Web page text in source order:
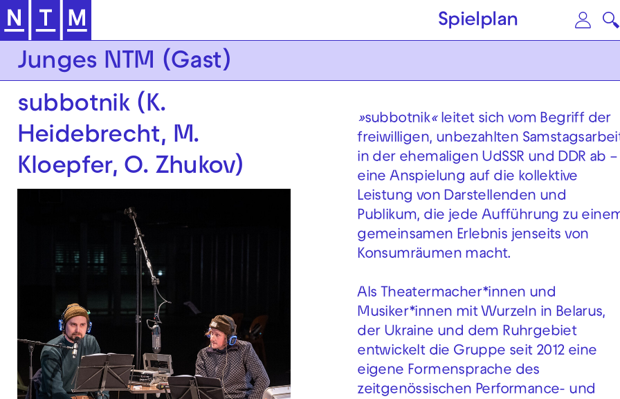
Zur Hauptnavigation springen Zum Hauptinhalt springen
Spielplan
Junges NTM (Gast)
subbotnik (K.
Heidebrecht, M.
Kloepfer, O. Zhukov)
»subbotnik«leitet sich vom Begriff der
freiwilligen, unbezahlten
in der ehemaligen UdSSR und DDR ab –
eine Anspielung auf die kollektive
Leistung von Darstellenden und
Publikum, die jede Aufführung zu
gemeinsamen Erlebnis jenseits von
Konsumräumen macht.
Als Theatermacher*innen und
Musiker*innen mit Wurzeln in Belarus,
der Ukraine und dem Ruhrgebiet
entwickelt die Gruppe seit 2012 eine
eigene Formensprache des
zeitgenössischen Performance- und